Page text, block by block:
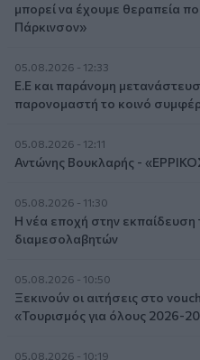
μπορεί να έχουμε θεραπεία
Πάρκινσον»
05.08.2026 - 12:33
Ε.Ε και παράνομη
παρονομαστή το κοινό
05.08.2026 - 12:11
Αντώνης Βουκλαρής -
05.08.2026 - 11:30
Η νέα εποχή στην
διαμεσολαβητών
05.08.2026 - 10:50
Ξεκινούν οι αιτήσεις στο
«Τουρισμός για όλους 2026-
05.08.2026 - 10:19